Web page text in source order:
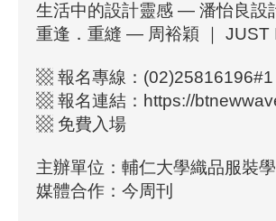
生活中的設計靈感 — 潘怡良設
重逢．重縫 — 周裕穎 ｜ JUST
▩ 報名專線：(02)25816196#1
▩ 報名連結：https://
▩ 免費入場
主辦單位：輔仁大學織品服裝
媒體合作：今周刊